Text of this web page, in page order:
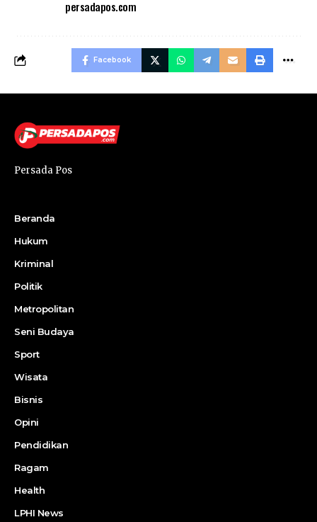
persadapos.com
Facebook
Persada Pos
Beranda
Hukum
Kriminal
Politik
Metropolitan
Seni Budaya
Sport
Wisata
Bisnis
Opini
Pendidikan
Ragam
Health
LPHI News